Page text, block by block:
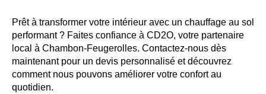
Prêt à transformer votre intérieur avec un chauffage au sol
performant ? Faites confiance à CD2O, votre partenaire
local à Chambon-Feugerolles. Contactez-nous dès
maintenant pour un devis personnalisé et découvrez
comment nous pouvons améliorer votre confort au
quotidien.